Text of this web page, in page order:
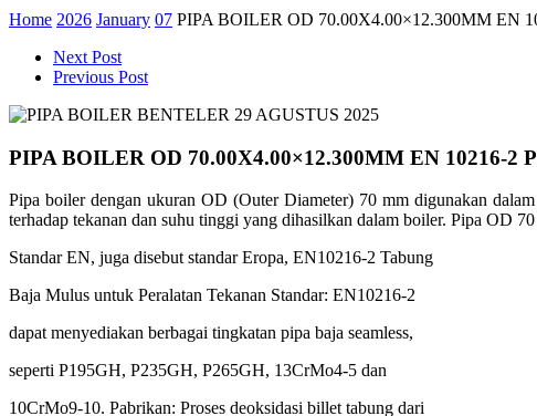
Home 2026 January 07 PIPA BOILER OD 70.00X4.00×12.300MM EN
Next Post
Previous Post
PIPA BOILER OD 70.00X4.00×12.300MM EN 10216-2
Pipa boilerdengan ukuran OD (Outer Diameter) 70 mmdigunakan dalam
terhadap tekanan dan suhu tinggi yang dihasilkan dalam boiler. Pipa OD
StandarEN, juga disebut standar Eropa, EN10216-2 Tabung
Baja Mulus untuk Peralatan Tekanan Standar: EN10216-2
dapat menyediakan berbagai tingkatan pipa baja seamless,
seperti P195GH, P235GH, P265GH, 13CrMo4-5 dan
10CrMo9-10. Pabrikan: Proses deoksidasi billet tabung dari